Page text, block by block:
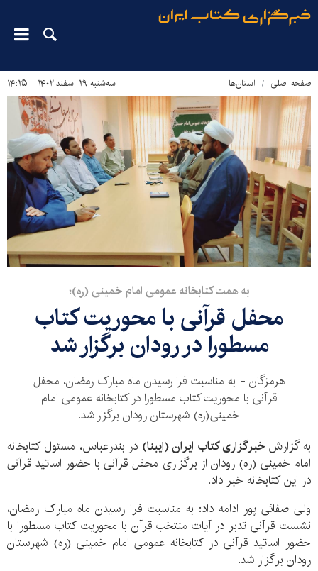
صفحه اصلی استان‌ها سه‌شنبه ۲۹ اسفند ۱۴۰۲ - ۱۴:۲۵
به همت کتابخانه عمومی امام خمینی (ره)؛
محفل قرآنی با محوریت کتاب
مسطورا در رودان برگزار شد
هرمزگان - به مناسبت فرا رسیدن ماه مبارک رمضان، محفل
قرآنی با محوریت کتاب مسطورا در کتابخانه عمومی امام
خمینی(ره) شهرستان رودان برگزار شد.
به گزارش خبرگزاری کتاب ایران(ایبنا) در بندرعباس، مسئول کتابخانه
امام خمینی (ره) رودان از برگزاری محفل قرآنی با حضور اساتید قرآنی
در این کتابخانه خبر داد.
ولی صفائی پور ادامه داد: به مناسبت فرا رسیدن ماه مبارک رمضان،
نشست قرآنی تدبر در آیات منتخب قرآن با محوریت کتاب مسطورا با
حضور اساتید قرآنی در کتابخانه عمومی امام خمینی (ره) شهرستان
رودان برگزار شد.